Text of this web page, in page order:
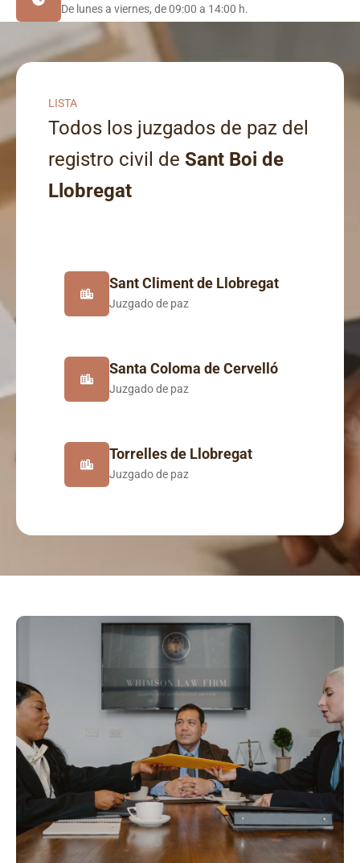
De lunes a viernes, de 09:00 a 14:00 h.
LISTA
Todos los juzgados de paz del
registro civil de Sant Boi de
Llobregat
Sant Climent de Llobregat
Juzgado de paz
Santa Coloma de Cervelló
Juzgado de paz
Torrelles de Llobregat
Juzgado de paz